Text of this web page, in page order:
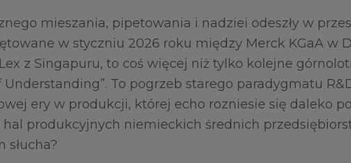
mieszania, pipetowania i nadziei odeszły w
w styczniu 2026 roku między Merck KGaA w
z Singapuru, to coś więcej niż tylko kolejne
To pogrzeb starego paradygmatu
ery w produkcji, której echo rozniesie się daleko
hal produkcyjnych niemieckich średnich
słucha?